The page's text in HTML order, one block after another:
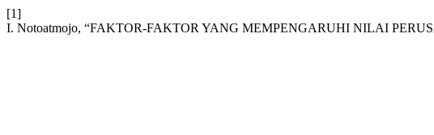
[1]
I. Notoatmojo, “FAKTOR-FAKTOR YANG MEMPENGARUHI NILAI